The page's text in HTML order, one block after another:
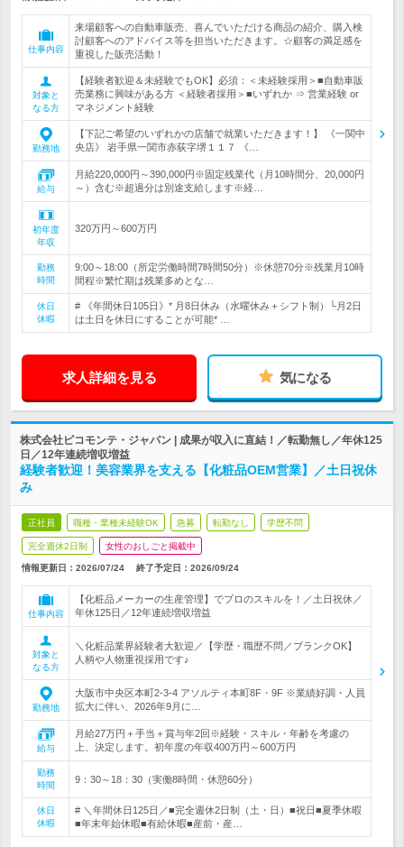
仕事内容
来場顧客への自動車販売、喜んでいただける商品の紹介、購入検
討顧客へのアドバイス等を担当いただきます。☆顧客の満足感を
重視した販売活動！
対象と
なる方
【経験者歓迎＆未経験でもOK】必須：＜未経験採用＞■自動車販
売業務に興味がある方 ＜経験者採用＞■いずれか ⇒ 営業経験 or
マネジメント経験
勤務地
【下記ご希望のいずれかの店舗で就業いただきます！】 《一関中
央店》 岩手県一関市赤荻字堺１１７ 《…
給与
月給220,000円～390,000円※固定残業代（月10時間分、20,000円
～）含む※超過分は別途支給します※経…
初年度
年収
320万円～600万円
勤務
時間
9:00～18:00（所定労働時間7時間50分）※休憩70分※残業月10時
間程※繁忙期は残業多めとな…
休日
休暇
# 《年間休日105日》* 月8日休み（水曜休み＋シフト制）└月2日
は土日を休日にすることが可能* …
求人詳細を見る 気になる
株式会社ピコモンテ・ジャパン | 成果が収入に直結！／転勤無し／年休125
日／12年連続増収増益
経験者歓迎！美容業界を支える【化粧品OEM営業】／土日祝休
み
正社員 職種・業種未経験OK 急募 転勤なし 学歴不問
完全週休2日制 女性のおしごと掲載中
情報更新日：2026/07/24 終了予定日： 2026/09/24
仕事内容
【化粧品メーカーの生産管理】でプロのスキルを！／土日祝休／
年休125日／12年連続増収増益
対象と
なる方
＼化粧品業界経験者大歓迎／【学歴・職歴不問／ブランクOK】
人柄や人物重視採用です♪
勤務地
大阪市中央区本町2-3-4 アソルティ本町8F・9F ※業績好調・人員
拡大に伴い、2026年9月に…
給与
月給27万円＋手当＋賞与年2回※経験・スキル・年齢を考慮の
上、決定します。初年度の年収400万円～600万円
勤務
時間
9：30～18：30（実働8時間・休憩60分）
休日
休暇
# ＼年間休日125日／■完全週休2日制（土・日）■祝日■夏季休暇
■年末年始休暇■有給休暇■産前・産…